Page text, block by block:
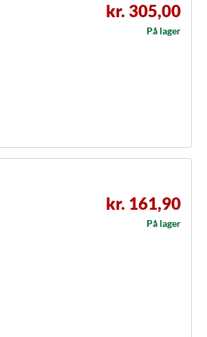
kr. 305,00
På lager
kr. 161,90
På lager